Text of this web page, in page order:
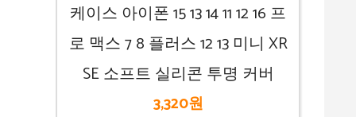
케이스 아이폰 15 13 14 11 12 16 프
로 맥스 7 8 플러스 12 13 미니 XR
SE 소프트 실리콘 투명 커버
3,320원